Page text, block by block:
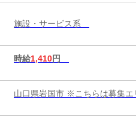
料でGET◎
施設・サービス系
時給1,410円
山口県岩国市 ※こちらは募集エ